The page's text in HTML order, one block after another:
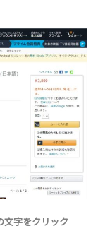
文字をクリック